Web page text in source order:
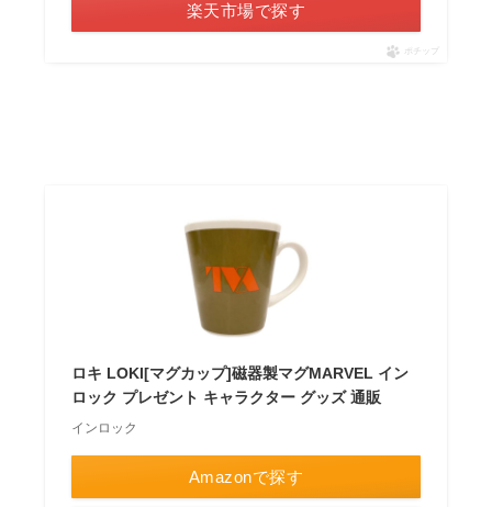
楽天市場で探す
ポチップ
ロキ LOKI[マグカップ]磁器製マグMARVEL イン
ロック プレゼント キャラクター グッズ 通販
インロック
Amazonで探す